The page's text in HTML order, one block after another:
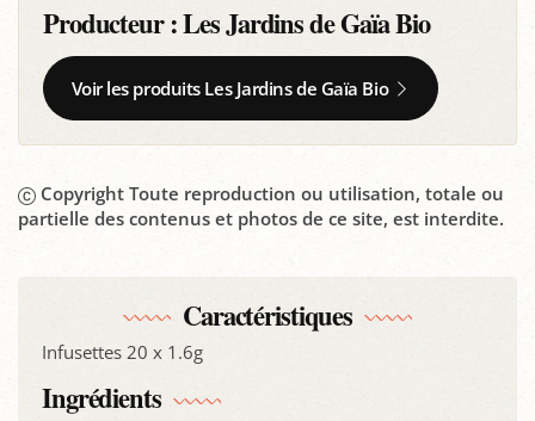
Producteur :Les Jardins de Gaïa Bio
Voir les produits Les Jardins de Gaïa Bio
Copyright Toute reproduction ou utilisation, totale ou
partielle des contenus et photos de ce site, est interdite.
Caractéristiques
Infusettes 20 x 1.6g
Ingrédients